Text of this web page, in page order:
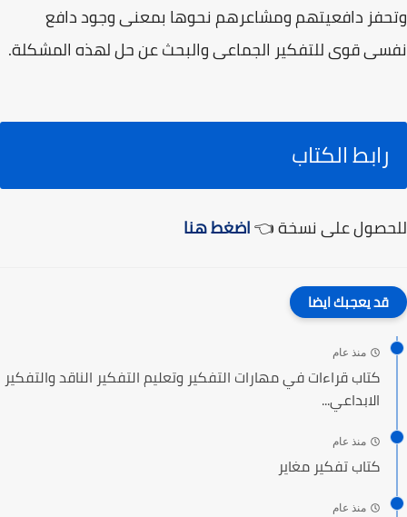
وتحفز دافعيتهم ومشاعرهم نحوها بمعنى وجود دافع
نفسى قوى للتفكير الجماعى والبحث عن حل لهذه المشكلة.
رابط الكتاب
للحصول على نسخة 👈اضغط هنا
قد يعجبك ايضا
منذ عام
كتاب قراءات في مهارات التفكير وتعليم التفكير الناقد والتفكير
الابداعي...
منذ عام
كتاب تفكير مغاير
منذ عام